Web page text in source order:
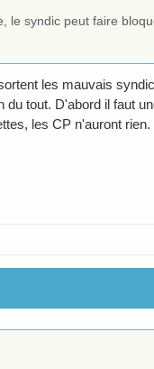
le syndic peut faire
les mauvais
du tout. D'abord il faut
les CP n'auront